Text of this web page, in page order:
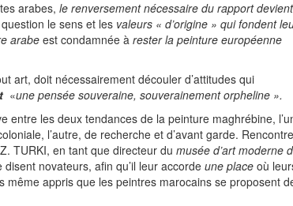
arabes, le renversement nécessaire du rapport devient
le sens et les valeurs « d’origine » qui fondent
arabe est condamnée à rester la peinture européenne
art, doit nécessairement découler d’attitudes qui
«une pensée souveraine, souverainement orpheline ».
entre les deux tendances de la peinture maghrébine,
l’autre, de recherche et d’avant garde. Rencontre
TURKI, en tant que directeur du musée d’art moderne
novateurs, afin qu’il leur accorde une place où
même appris que les peintres marocains se proposent